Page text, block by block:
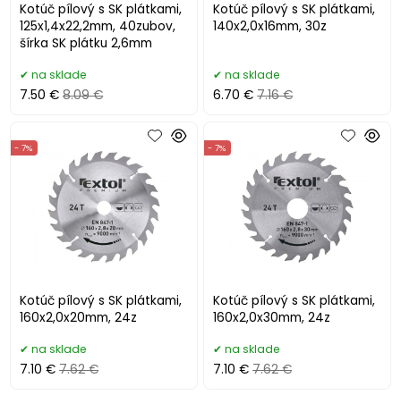
Kotúč pílový s SK plátkami,
125x1,4x22,2mm, 40zubov,
šírka SK plátku 2,6mm
na sklade
7.50 € 8.09 €
Kotúč pílový s SK plátkami,
140x2,0x16mm, 30z
na sklade
6.70 € 7.16 €
Kotúč pílový s SK plátkami,
160x2,0x20mm, 24z
- 7%
na sklade
7.10 € 7.62 €
Kotúč pílový s SK plátkami,
160x2,0x30mm, 24z
- 7%
na sklade
7.10 € 7.62 €